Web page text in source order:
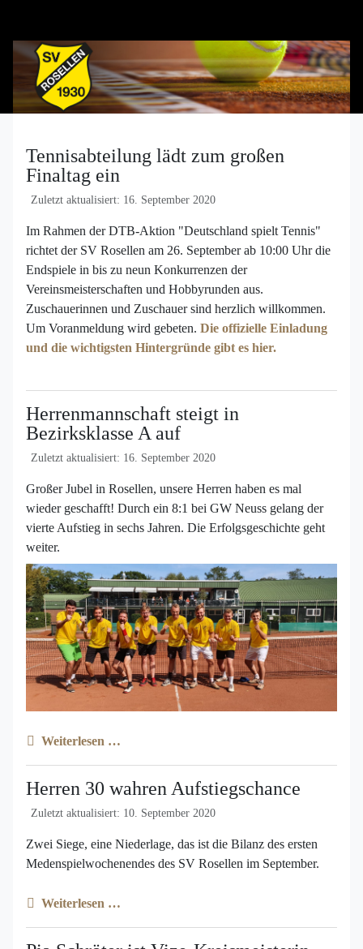
Tennisabteilung lädt zum großen
Finaltag ein
Zuletzt aktualisiert: 16. September 2020
Im Rahmen der DTB-Aktion "Deutschland spielt Tennis"
richtet der SV Rosellen am 26. September ab 10:00 Uhr die
Endspiele in bis zu neun Konkurrenzen der
Vereinsmeisterschaften und Hobbyrunden aus.
Zuschauerinnen und Zuschauer sind herzlich willkommen.
Um Voranmeldung wird gebeten. Die offizielle Einladung
und die wichtigsten Hintergründe gibt es hier.
Herrenmannschaft steigt in
Bezirksklasse A auf
Zuletzt aktualisiert: 16. September 2020
Großer Jubel in Rosellen, unsere Herren haben es mal
wieder geschafft! Durch ein 8:1 bei GW Neuss gelang der
vierte Aufstieg in sechs Jahren. Die Erfolgsgeschichte geht
weiter.
Weiterlesen …
Herren 30 wahren Aufstiegschance
Zuletzt aktualisiert: 10. September 2020
Zwei Siege, eine Niederlage, das ist die Bilanz des ersten
Medenspielwochenendes des SV Rosellen im September.
Weiterlesen …